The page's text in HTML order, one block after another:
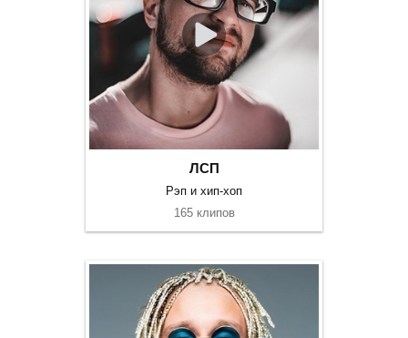
ЛСП
Рэп и хип-хоп
165 клипов